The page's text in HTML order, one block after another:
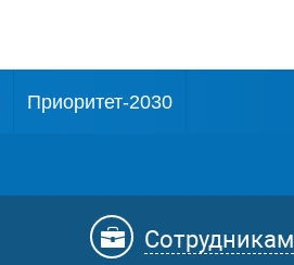
Приоритет-2030
Сотрудникам